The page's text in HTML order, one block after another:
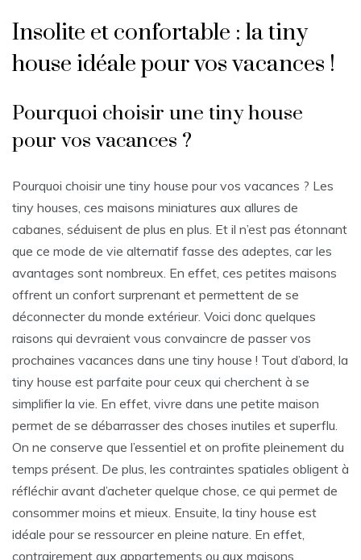
Insolite et confortable : la tiny
house idéale pour vos vacances !
Pourquoi choisir une tiny house
pour vos vacances ?
Pourquoi choisir une tiny house pour vos vacances ? Les
tiny houses, ces maisons miniatures aux allures de
cabanes, séduisent de plus en plus. Et il n’est pas étonnant
que ce mode de vie alternatif fasse des adeptes, car les
avantages sont nombreux. En effet, ces petites maisons
offrent un confort surprenant et permettent de se
déconnecter du monde extérieur. Voici donc quelques
raisons qui devraient vous convaincre de passer vos
prochaines vacances dans une tiny house ! Tout d’abord, la
tiny house est parfaite pour ceux qui cherchent à se
simplifier la vie. En effet, vivre dans une petite maison
permet de se débarrasser des choses inutiles et superflu.
On ne conserve que l’essentiel et on profite pleinement du
temps présent. De plus, les contraintes spatiales obligent à
réfléchir avant d’acheter quelque chose, ce qui permet de
consommer moins et mieux. Ensuite, la tiny house est
idéale pour se ressourcer en pleine nature. En effet,
contrairement aux appartements ou aux maisons